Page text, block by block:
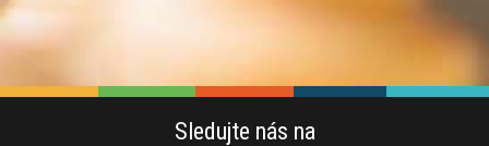
Sledujte nás na